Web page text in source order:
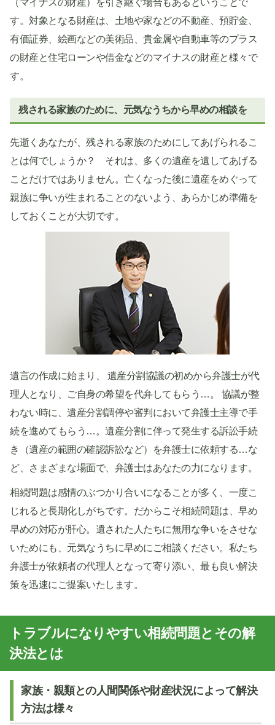
（マイナスの財産）を引き継ぐ場合もあるということで
す。対象となる財産は、土地や家などの不動産、預貯金、
有価証券、絵画などの美術品、貴金属や自動車等のプラス
の財産と住宅ローンや借金などのマイナスの財産と様々で
す。
残される家族のために、元気なうちから早めの相談を
先逝くあなたが、残される家族のためにしてあげられるこ
とは何でしょうか？ それは、多くの遺産を遺してあげる
ことだけではありません。亡くなった後に遺産をめぐって
親族に争いが生まれることのないよう、あらかじめ準備を
しておくことが大切です。
遺言の作成に始まり、 遺産分割協議の初めから弁護士が代
理人となり、ご自身の希望を代弁してもらう…。 協議が整
わない時に、遺産分割調停や審判において弁護士主導で手
続を進めてもらう…。遺産分割に伴って発生する訴訟手続
き（遺産の範囲の確認訴訟など）を弁護士に依頼する…な
ど、さまざまな場面で、弁護士はあなたの力になります。
相続問題は感情のぶつかり合いになることが多く、一度こ
じれると長期化しがちです。だからこそ相続問題は、早め
早めの対応が肝心。遺された人たちに無用な争いをさせな
いためにも、元気なうちに早めにご相談ください。私たち
弁護士が依頼者の代理人となって寄り添い、最も良い解決
策を迅速にご提案いたします。
トラブルになりやすい相続問題とその解
決法とは
家族・親類との人間関係や財産状況によって解決
方法は様々